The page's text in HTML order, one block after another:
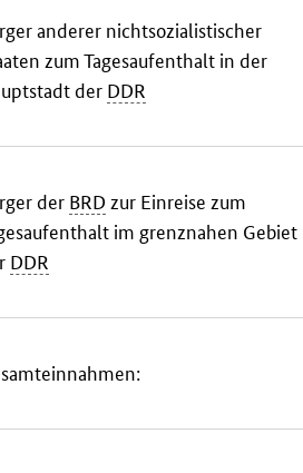
anderer nichtsozialistischer
zum Tagesaufenthalt in der
der DDR
der BRD zur Einreise zum
im grenznahen Gebiet
DDR